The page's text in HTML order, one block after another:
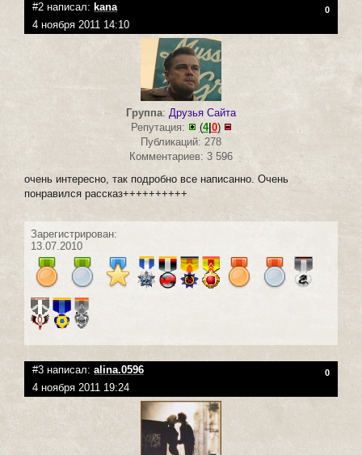
#2 написал: kana 0
4 ноября 2011 14:10
Группа: Друзья Сайта
Репутация:
(4| 0)
Публикаций: 278
Комментариев: 3 596
очень интересно, так подробно все написанно. Очень
понравился рассказ++++++++++
Зарегистрирован:
13.07.2010
#3 написал: alina.0596 0
4 ноября 2011 19:24